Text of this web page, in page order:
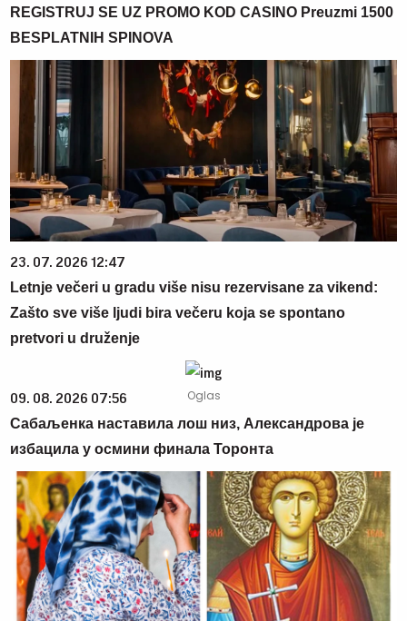
REGISTRUJ SE UZ PROMO KOD CASINO Preuzmi 1500
BESPLATNIH SPINOVA
23. 07. 2026 12:47
Letnje večeri u gradu više nisu rezervisane za vikend:
Zašto sve više ljudi bira večeru koja se spontano
pretvori u druženje
09. 08. 2026 07:56
Сабаљенка наставила лош низ, Александрова је
избацила у осмини финала Торонта